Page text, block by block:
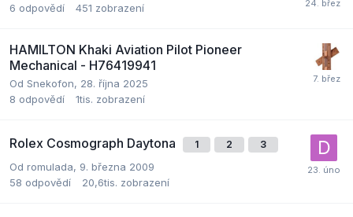
6 odpovědí 451 zobrazení
HAMILTON Khaki Aviation Pilot Pioneer
Mechanical - H76419941
Od Snekofon, 28. října 2025
8 odpovědí 1tis. zobrazení
Rolex Cosmograph Daytona 1 2 3
Od romulada, 9. března 2009
58 odpovědí 20,6tis. zobrazení